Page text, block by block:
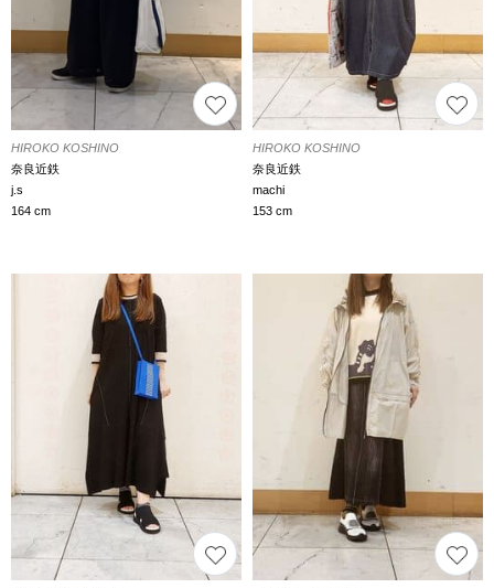
HIROKO KOSHINO
奈良近鉄
j.s
164 cm
HIROKO KOSHINO
奈良近鉄
machi
153 cm